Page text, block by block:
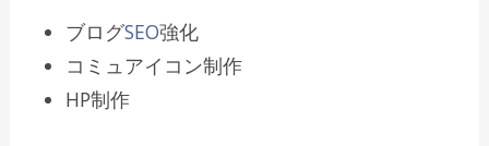
ブログSEO強化
コミュアイコン制作
HP制作